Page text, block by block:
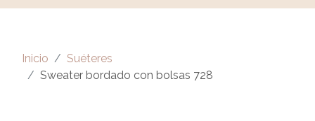
Inicio
Suéteres
Sweater bordado con bolsas 728